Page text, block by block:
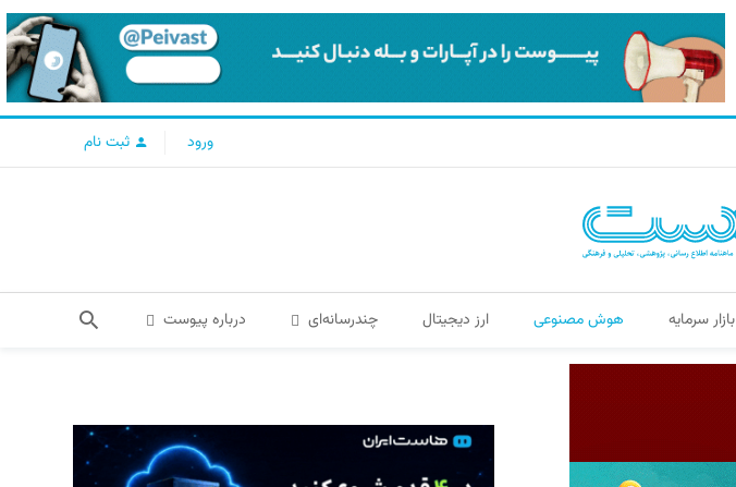
ورود ثبت نام
بازار سرمایه هوش مصنوعی ارز دیجیتال چندرسانه‌ای درباره پیوست